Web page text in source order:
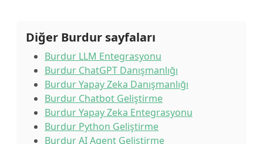
Diğer Burdur sayfaları
Burdur LLM Entegrasyonu
Burdur ChatGPT Danışmanlığı
Burdur Yapay Zeka Danışmanlığı
Burdur Chatbot Geliştirme
Burdur Yapay Zeka Entegrasyonu
Burdur Python Geliştirme
Burdur AI Agent Geliştirme